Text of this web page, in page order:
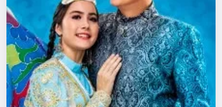
События
Города
Площадки
Артисты